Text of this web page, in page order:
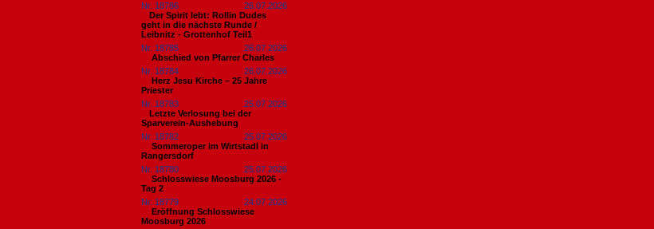
Nr. 18786
26.07.2026
​Der Spirit lebt: Rollin Dudes
geht in die nächste Runde /
Leibnitz - Grottenhof Teil1
Nr. 18785
26.07.2026
Abschied von Pfarrer Charles
Nr. 18784
26.07.2026
Herz Jesu Kirche – 25 Jahre
Priester
Nr. 18783
25.07.2026
​Letzte Verlosung bei der
Sparverein-Aushebung
Nr. 18782
25.07.2026
Sommeroper im Wirtstadl in
Rangersdorf
Nr. 18780
25.07.2026
Schlosswiese Moosburg 2026 -
Tag 2
Nr. 18779
24.07.2026
Eröffnung Schlosswiese
Moosburg 2026